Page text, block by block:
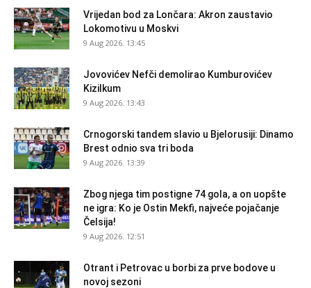
Vrijedan bod za Lončara: Akron zaustavio
Lokomotivu u Moskvi
9 Aug 2026. 13:45
Jovovićev Nefči demolirao Kumburovićev
Kizilkum
9 Aug 2026. 13:43
Crnogorski tandem slavio u Bjelorusiji: Dinamo
Brest odnio sva tri boda
9 Aug 2026. 13:39
Zbog njega tim postigne 74 gola, a on uopšte
ne igra: Ko je Ostin Mekfi, najveće pojačanje
Čelsija!
9 Aug 2026. 12:51
Otrant i Petrovac u borbi za prve bodove u
novoj sezoni